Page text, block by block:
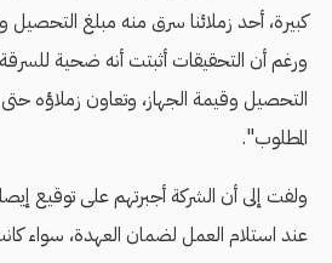
كبيرة، أحد زملائنا سرق منه مبلغ التحصيل
ورغم أن التحقيقات أثبتت أنه ضحية
التحصيل وقيمة الجهاز، وتعاون زملاؤه
المطلوب".
ولفت إلى أن الشركة أجبرتهم على توقيع
عند استلام العمل لضمان العهدة، سواء